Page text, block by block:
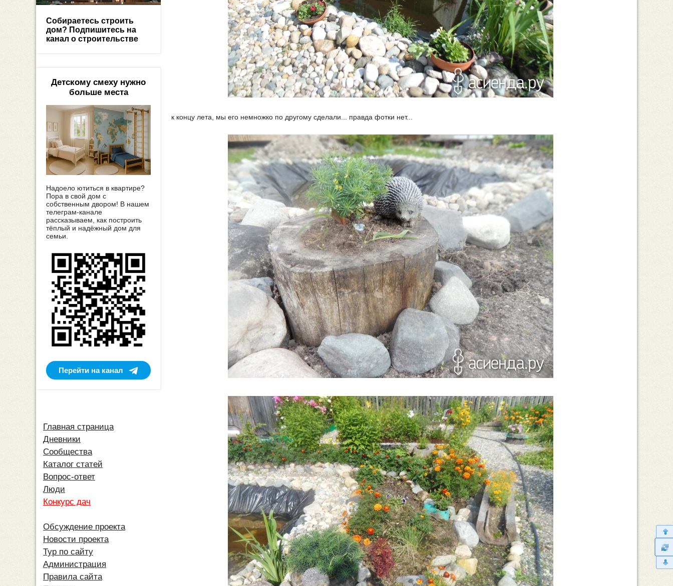
к концу лета, мы его немножко по другому сделали... правда фотки нет...
Собираетесь строить
дом? Подпишитесь на
канал о строительстве
Детскому смеху нужно
больше места
Надоело ютиться в квартире?
Пора в свой дом с
собственным двором! В нашем
телеграм-канале
рассказываем, как построить
тёплый и надёжный дом для
семьи.
Перейти на канал
Главная страница
Дневники
Сообщества
Каталог статей
Вопрос-ответ
Люди
Конкурс дач
Обсуждение проекта
Новости проекта
Тур по сайту
Администрация
Правила сайта